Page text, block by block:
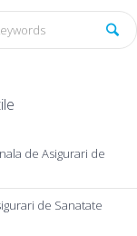
de Asigurari de
de Sanatate